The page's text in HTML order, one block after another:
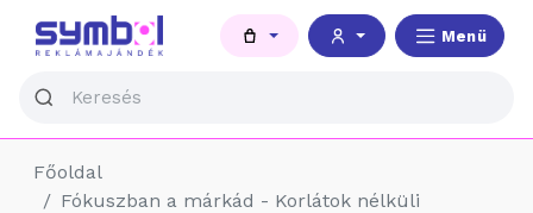
Menü
Főoldal
Fókuszban a márkád - Korlátok nélküli